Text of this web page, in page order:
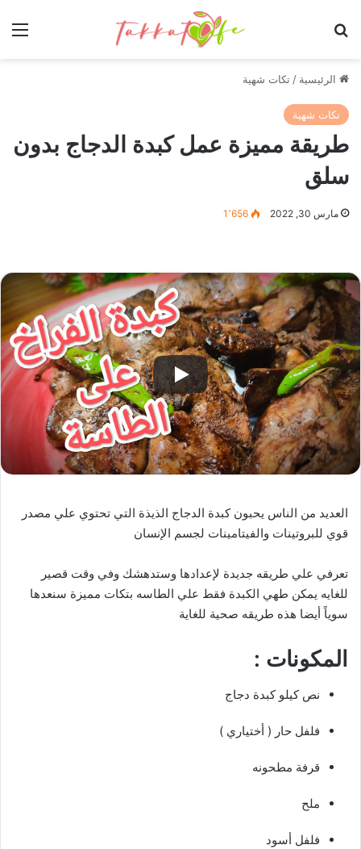
الرئيسية / تكات شهية
تكات شهية
طريقة مميزة عمل كبدة الدجاج بدون
سلق
مارس 30, 2022 1٬656
العديد من الناس يحبون كبدة الدجاج الذيذة التي تحتوي علي مصدر
قوي للبروتينات والفيتامينات لجسم الإنسان
تعرفي علي طريقه جديدة لإعدادها وستدهشك وفي وقت قصير
للغايه يمكن طهي الكبدة فقط علي الطاسه بتكات مميزة سنعدها
سوياً أيضا هذه طريقه صحية للغاية
المكونات :
نص كيلو كبدة دجاج
فلفل حار ( أختياري )
قرفة مطحونه
ملح
فلفل أسود